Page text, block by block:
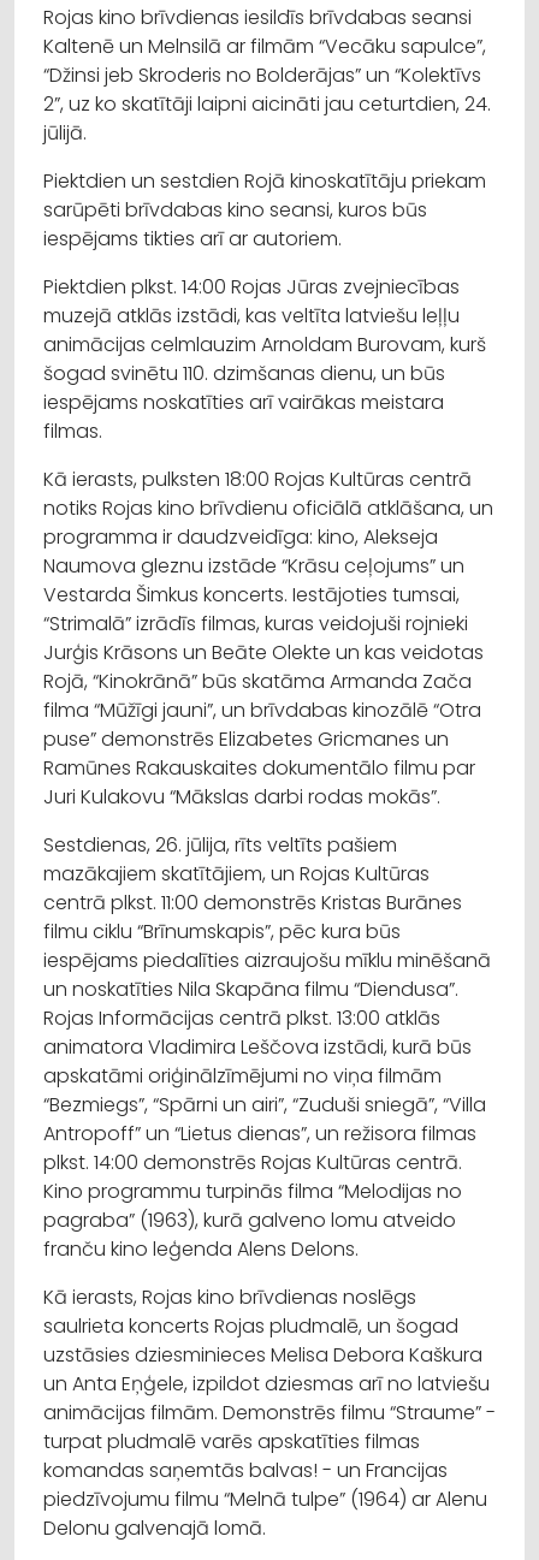
Rojas kino brīvdienas iesildīs brīvdabas seansi
Kaltenē un Melnsilā ar filmām “Vecāku sapulce”,
“Džinsi jeb Skroderis no Bolderājas” un “Kolektīvs
2”, uz ko skatītāji laipni aicināti jau ceturtdien, 24.
jūlijā.
Piektdien un sestdien Rojā kinoskatītāju priekam
sarūpēti brīvdabas kino seansi, kuros būs
iespējams tikties arī ar autoriem.
Piektdien plkst. 14:00 Rojas Jūras zvejniecības
muzejā atklās izstādi, kas veltīta latviešu leļļu
animācijas celmlauzim Arnoldam Burovam, kurš
šogad svinētu 110. dzimšanas dienu, un būs
iespējams noskatīties arī vairākas meistara
filmas.
Kā ierasts, pulksten 18:00 Rojas Kultūras centrā
notiks Rojas kino brīvdienu oficiālā atklāšana, un
programma ir daudzveidīga: kino, Alekseja
Naumova gleznu izstāde “Krāsu ceļojums” un
Vestarda Šimkus koncerts. Iestājoties tumsai,
“Strimalā” izrādīs filmas, kuras veidojuši rojnieki
Jurģis Krāsons un Beāte Olekte un kas veidotas
Rojā, “Kinokrānā” būs skatāma Armanda Zača
filma “Mūžīgi jauni”, un brīvdabas kinozālē “Otra
puse” demonstrēs Elizabetes Gricmanes un
Ramūnes Rakauskaites dokumentālo filmu par
Juri Kulakovu “Mākslas darbi rodas mokās”.
Sestdienas, 26. jūlija, rīts veltīts pašiem
mazākajiem skatītājiem, un Rojas Kultūras
centrā plkst. 11:00 demonstrēs Kristas Burānes
filmu ciklu “Brīnumskapis”, pēc kura būs
iespējams piedalīties aizraujošu mīklu minēšanā
un noskatīties Nila Skapāna filmu “Diendusa”.
Rojas Informācijas centrā plkst. 13:00 atklās
animatora Vladimira Leščova izstādi, kurā būs
apskatāmi oriģinālzīmējumi no viņa filmām
“Bezmiegs”, “Spārni un airi”, “Zuduši sniegā”, “Villa
Antropoff” un “Lietus dienas”, un režisora filmas
plkst. 14:00 demonstrēs Rojas Kultūras centrā.
Kino programmu turpinās filma “Melodijas no
pagraba” (1963), kurā galveno lomu atveido
franču kino leģenda Alens Delons.
Kā ierasts, Rojas kino brīvdienas noslēgs
saulrieta koncerts Rojas pludmalē, un šogad
uzstāsies dziesminieces Melisa Debora Kaškura
un Anta Eņģele, izpildot dziesmas arī no latviešu
animācijas filmām. Demonstrēs filmu “Straume” -
turpat pludmalē varēs apskatīties filmas
komandas saņemtās balvas! - un Francijas
piedzīvojumu filmu “Melnā tulpe” (1964) ar Alenu
Delonu galvenajā lomā.